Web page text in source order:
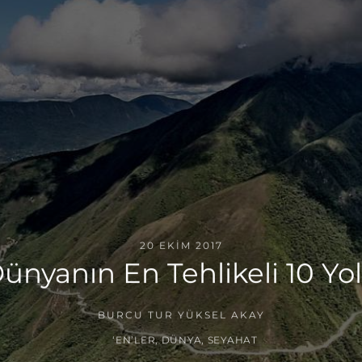
20 EKIM 2017
En Tehlikeli 10
BURCU TUR YÜKSEL AKAY
‘EN’LER,DÜNYA SEYAHAT